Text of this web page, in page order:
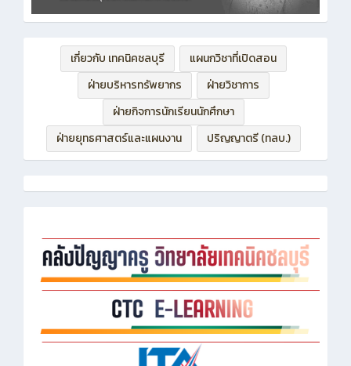
เกี่ยวกับ เทคนิคชลบุรี
แผนกวิชาที่เปิดสอน
ฝ่ายบริหารทรัพยากร
ฝ่ายวิชาการ
ฝ่ายกิจการนักเรียนนักศึกษา
ฝ่ายยุทธศาสตร์และแผนงาน
ปริญญาตรี (ทลบ.)